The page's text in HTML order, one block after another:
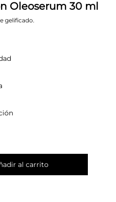
Oleoserum 30 ml
gelificado.
al carrito